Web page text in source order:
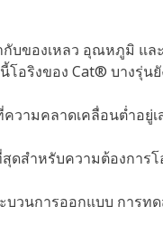
บของเหลว อุณหภูมิ แ
อริงของ Cat® บางรุ่น
ามคลาดเคลื่อนต่ำอยู่
ดสำหรับความต้องกา
บวนการออกแบบ การ